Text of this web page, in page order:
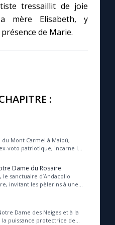
tressaillit de joie
mère Elisabeth, y
de Marie.
:
Mont Carmel à Maipú,
voto patriotique, incarne la
Dame du Rosaire
sanctuaire d’Andacollo
invitant les pèlerins à une
Dame des Neiges et à la
puissance protectrice de